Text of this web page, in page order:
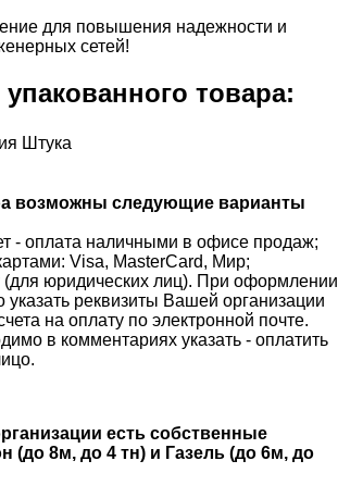
для повышения надежности и
сетей!
товара:
Штука
возможны следующие варианты
- оплата наличными в офисе продаж;
Visa, MasterCard, Мир;
(для юридических лиц). При оформлении
указать реквизиты Вашей организации
на оплату по электронной почте.
в комментариях указать - оплатить
есть собственные
(до 8м, до 4 тн) и Газель (до 6м, до